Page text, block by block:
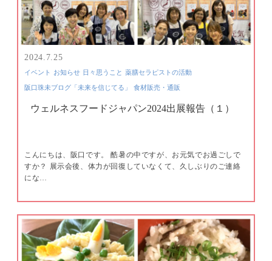
2024.7.25
イベント お知らせ 日々思うこと 薬膳セラピストの活動
阪口珠未ブログ「未来を信じてる」 食材販売・通販
ウェルネスフードジャパン2024出展報告（１）
こんにちは、阪口です。 酷暑の中ですが、お元気でお過ごしで
すか？ 展示会後、体力が回復していなくて、久しぶりのご連絡
にな…